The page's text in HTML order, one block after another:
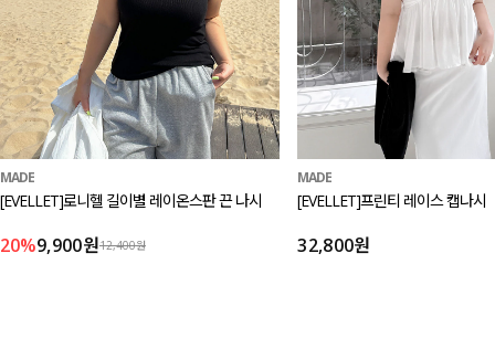
MADE
[EVELLET]로니헬 길이별 레이온스판 끈 나시
20%9,900원12,400원
MADE
[EVELLET]프린티 레이스 캡나시
32,800원